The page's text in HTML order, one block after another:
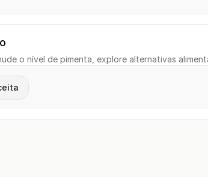
o nível de pimenta, explore alternativas